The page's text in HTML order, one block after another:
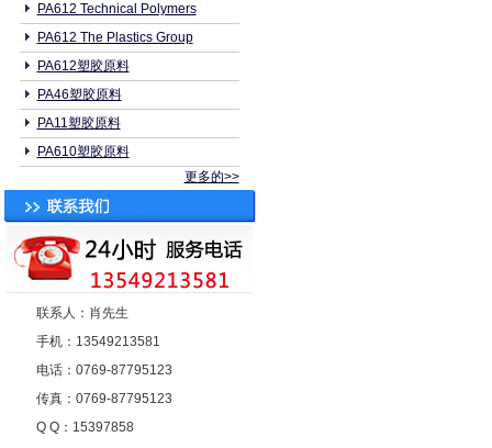
PA612 Technical Polymers
PA612 The Plastics Group
PA612塑胶原料
PA46塑胶原料
PA11塑胶原料
PA610塑胶原料
更多的>>
联系人：肖先生
手机：13549213581
电话：0769-87795123
传真：0769-87795123
Q Q：15397858